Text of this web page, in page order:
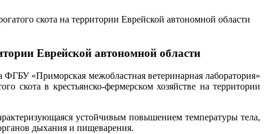
скота на территории Еврейской автономной области
Еврейской автономной области
ФГБУ «Приморская межобластная ветеринарная лаборатория»
скота в крестьянско-фермерском хозяйстве на территории
устойчивым повышением температуры тела,
дыхания и пищеварения.